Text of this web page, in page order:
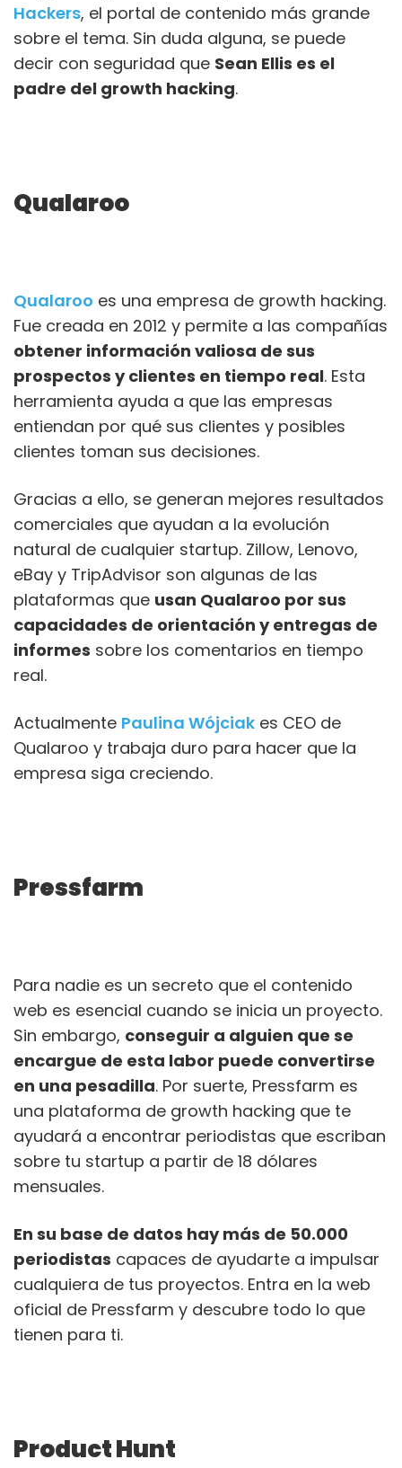
Hackers, el portal de contenido más grande
sobre el tema. Sin duda alguna, se puede
decir con seguridad que Sean Ellis es el
padre del growth hacking.
Qualaroo
Qualaroo es una empresa de growth hacking.
Fue creada en 2012 y permite a las compañías
obtener información valiosa de sus
prospectos y clientes en tiempo real. Esta
herramienta ayuda a que las empresas
entiendan por qué sus clientes y posibles
clientes toman sus decisiones.
Gracias a ello, se generan mejores resultados
comerciales que ayudan a la evolución
natural de cualquier startup. Zillow, Lenovo,
eBay y TripAdvisor son algunas de las
plataformas que usan Qualaroo por sus
capacidades de orientación y entregas de
informes sobre los comentarios en tiempo
real.
Actualmente Paulina Wójciak es CEO de
Qualaroo y trabaja duro para hacer que la
empresa siga creciendo.
Pressfarm
Para nadie es un secreto que el contenido
web es esencial cuando se inicia un proyecto.
Sin embargo, conseguir a alguien que se
encargue de esta labor puede convertirse
en una pesadilla. Por suerte, Pressfarm es
una plataforma de growth hacking que te
ayudará a encontrar periodistas que escriban
sobre tu startup a partir de 18 dólares
mensuales.
En su base de datos hay más de 50.000
periodistas capaces de ayudarte a impulsar
cualquiera de tus proyectos. Entra en la web
oficial de Pressfarm y descubre todo lo que
tienen para ti.
Product Hunt